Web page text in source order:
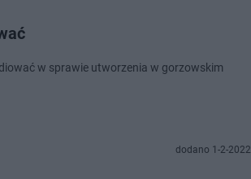
w sprawie utworzenia w gorzowskim
dodano 1-2-2022